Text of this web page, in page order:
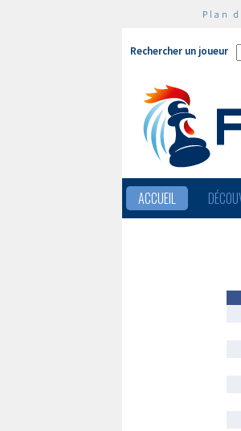
Plan
Rechercher un joueur
ACCUEIL